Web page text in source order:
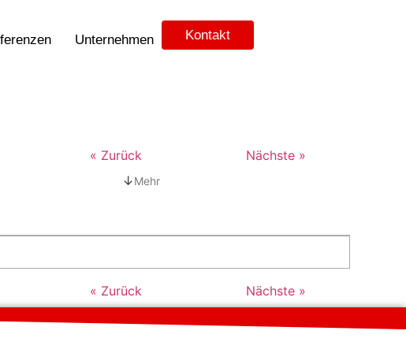
Unternehmen Kontakt
« Zurück
Nächste »
↓Mehr
« Zurück Nächste »